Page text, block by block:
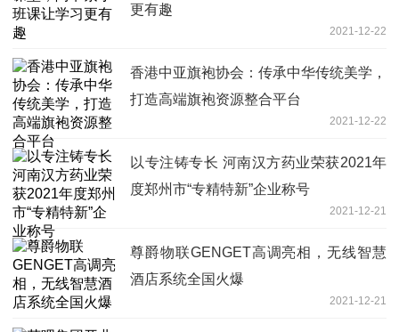
更有趣
2021-12-22
香港中亚旗袍协会：传承中华传统美学，
打造高端旗袍资源整合平台
2021-12-22
以专注铸专长 河南汉方药业荣获2021年
度郑州市“专精特新”企业称号
2021-12-21
尊爵物联GENGET高调亮相，无线智慧
酒店系统全国火爆
2021-12-21